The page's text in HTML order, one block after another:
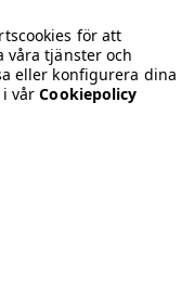
för att
tjänster och
eller konfigurera dina
i vårCookiepolicy
brand